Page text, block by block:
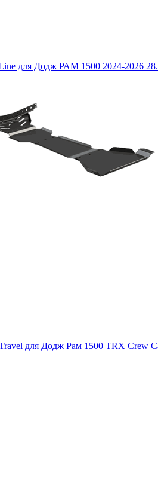
для Додж РАМ 1500 2024-2026
для Додж Рам 1500 TRX Crew